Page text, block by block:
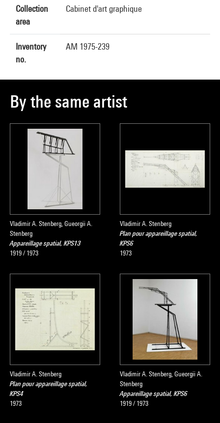
Collection
area
Cabinet d'art graphique
Inventory
no.
AM 1975-239
By the same artist
Vladimir A. Stenberg, Gueorgii A.
Stenberg
Appareillage spatial, KPS13
1919 / 1973
Vladimir A. Stenberg
Plan pour appareillage spatial,
KPS6
1973
Vladimir A. Stenberg
Plan pour appareillage spatial,
KPS4
1973
Vladimir A. Stenberg, Gueorgii A.
Stenberg
Appareillage spatial, KPS6
1919 / 1973